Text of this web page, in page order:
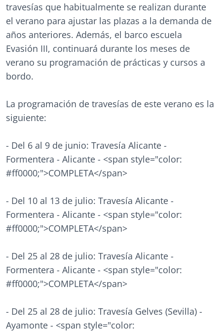
travesías que habitualmente se realizan durante
el verano para ajustar las plazas a la demanda de
años anteriores. Además, el barco escuela
Evasión III, continuará durante los meses de
verano su programación de prácticas y cursos a
bordo.
La programación de travesías de este verano es la
siguiente:
- Del 6 al 9 de junio: Travesía Alicante -
Formentera - Alicante - <span style="color:
#ff0000;">COMPLETA</span>
- Del 10 al 13 de julio: Travesía Alicante -
Formentera - Alicante - <span style="color:
#ff0000;">COMPLETA</span>
- Del 25 al 28 de julio: Travesía Alicante -
Formentera - Alicante - <span style="color:
#ff0000;">COMPLETA</span>
- Del 25 al 28 de julio: Travesía Gelves (Sevilla) -
Ayamonte - <span style="color: